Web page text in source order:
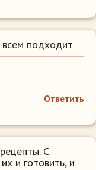
подходит
Ответить
С
и готовить, и